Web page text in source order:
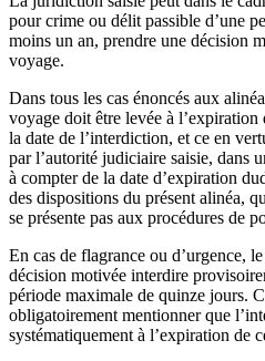
pour crime ou délit passible d’une
moins un an, prendre une décision
voyage.
Dans tous les cas énoncés aux
voyage doit être levée à l’expiration
la date de l’interdiction, et ce en
par l’autorité judiciaire saisie, dans
à compter de la date d’expiration
des dispositions du présent alinéa,
se présente pas aux procédures de
En cas de flagrance ou d’urgence,
décision motivée interdire
période maximale de quinze jours.
obligatoirement mentionner que
systématiquement à l’expiration de